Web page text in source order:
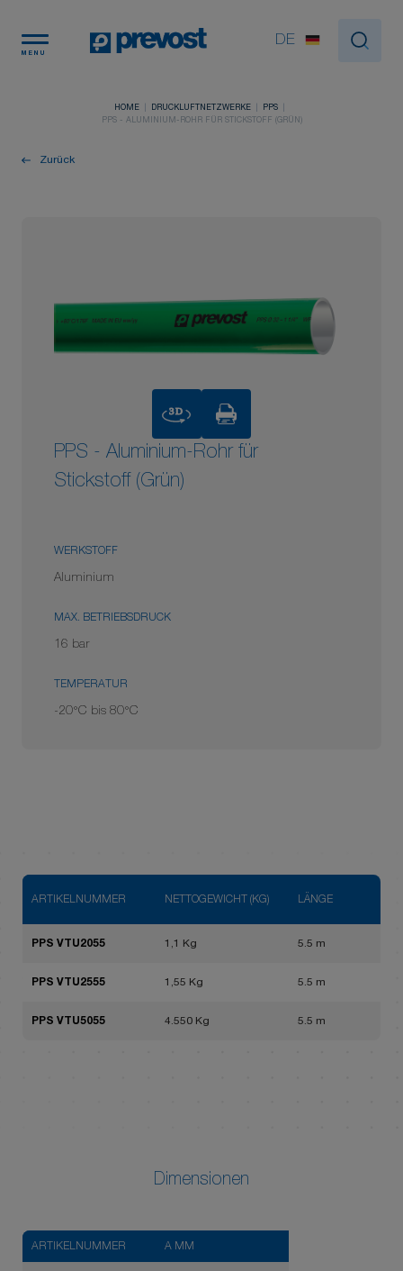
MENU
DE
HOME DRUCKLUFTNETZWERKE
PPS
PPS - ALUMINIUM-ROHR FÜR STICKSTOFF (GRÜN)
Zurück
3D
PPS - Aluminium-Rohr für
Stickstoff (Grün)
WERKSTOFF
Aluminium
MAX. BETRIEBSDRUCK
16 bar
TEMPERATUR
-20°C bis 80°C
ARTIKELNUMMER NETTOGEWICHT (KG) LÄNGE
PPS VTU2055 1,1 Kg 5.5 m
PPS VTU2555 1,55 Kg 5.5 m
PPS VTU5055 4.550 Kg 5.5 m
Dimensionen
ARTIKELNUMMER A MM